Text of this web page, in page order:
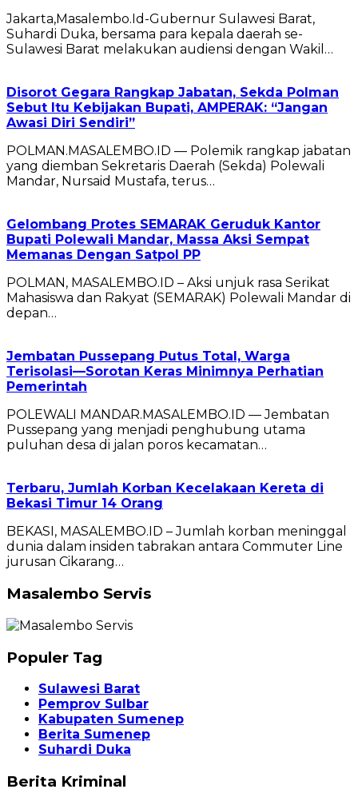
Jakarta,Masalembo.Id-Gubernur Sulawesi Barat,
Suhardi Duka, bersama para kepala daerah se-
Sulawesi Barat melakukan audiensi dengan Wakil…
Disorot Gegara Rangkap Jabatan, Sekda Polman
Sebut Itu Kebijakan Bupati, AMPERAK: “Jangan
Awasi Diri Sendiri”
POLMAN.MASALEMBO.ID — Polemik rangkap jabatan
yang diemban Sekretaris Daerah (Sekda) Polewali
Mandar, Nursaid Mustafa, terus…
Gelombang Protes SEMARAK Geruduk Kantor
Bupati Polewali Mandar, Massa Aksi Sempat
Memanas Dengan Satpol PP
POLMAN, MASALEMBO.ID – Aksi unjuk rasa Serikat
Mahasiswa dan Rakyat (SEMARAK) Polewali Mandar di
depan…
Jembatan Pussepang Putus Total, Warga
Terisolasi—Sorotan Keras Minimnya Perhatian
Pemerintah
POLEWALI MANDAR.MASALEMBO.ID — Jembatan
Pussepang yang menjadi penghubung utama
puluhan desa di jalan poros kecamatan…
Terbaru, Jumlah Korban Kecelakaan Kereta di
Bekasi Timur 14 Orang
BEKASI, MASALEMBO.ID – Jumlah korban meninggal
dunia dalam insiden tabrakan antara Commuter Line
jurusan Cikarang…
Masalembo Servis
Populer Tag
Sulawesi Barat
Pemprov Sulbar
Kabupaten Sumenep
Berita Sumenep
Suhardi Duka
Berita Kriminal